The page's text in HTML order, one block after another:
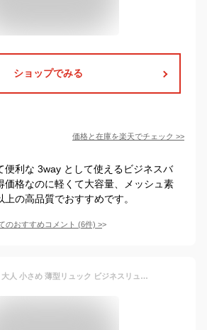
ショップでみる
価格と在庫を楽天でチェック >>
便利な 3way として使えるビジネスバ
価格なのに軽くて大容量、メッシュ素
の高品質でおすすめです。
のおすすめコメント (6件) >
リュックサック 大人 小さめ 薄型リュック ビジネスリュック ノートpc 薄マチ リュック レディース 軽量 おしゃれ 軽い 薄型 ビジネス リュック メンズ 通勤 リュックサック 20L 15.6インチ PC パソコン 防水 ビジネスバッグ 黒 可愛い 小さめ 小ぶり ス a4 通勤 大容量